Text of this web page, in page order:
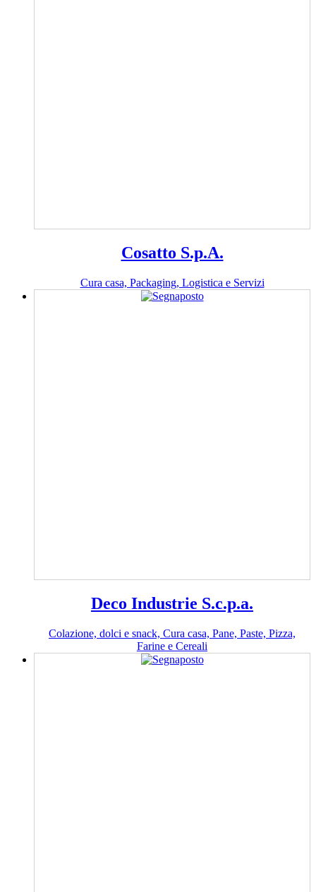
Cosatto S.p.A.
Cura casa, Packaging, Logistica e Servizi
Deco Industrie S.c.p.a.
Colazione, dolci e snack, Cura casa, Pane, Paste, Pizza,
Farine e Cereali